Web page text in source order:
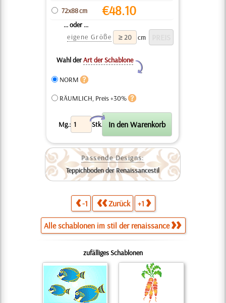
72x88 cm €48.10
... oder ...
eigene Größe
cm
Wahl derArt der Schablone
Y
NORM
RÄUMLICH, Preis +30%
Mg.: Stk.
X
Passende Designs:
Teppichboden der Renaissancestil
-1 Zurück +1
Alle schablonen im stil der renaissance
zufälliges Schablonen